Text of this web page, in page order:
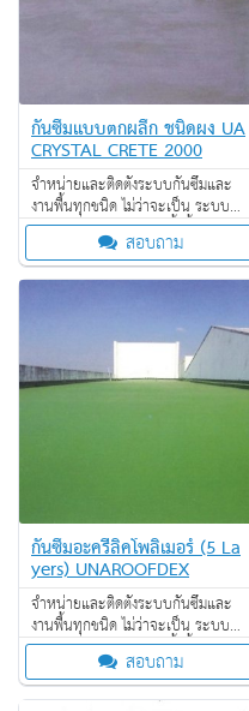
กันซึมแบบตกผลึก ชนิดผง UA
CRYSTAL CRETE 2000
จำหน่ายและติดตั้งระบบกันซึมและ
งานพื้นทุกชนิด ไม่ว่าจะเป็น ระบบ
งานกันซึม ระบบงานติดตั้งพื้น งาน
ป้องกันไฟลาม งานเคลือบปกป้องพื้น
ผิว งานเคลือบสารสะท้อนความร้อน
สอบถาม
กันซึมอะครีลิคโพลิเมอร์ (5 La
yers) UNAROOFDEX
จำหน่ายและติดตั้งระบบกันซึมและ
งานพื้นทุกชนิด ไม่ว่าจะเป็น ระบบ
งานกันซึม ระบบงานติดตั้งพื้น งาน
ป้องกันไฟลาม งานเคลือบปกป้องพื้น
ผิว งานเคลือบสารสะท้อนความร้อน
สอบถาม